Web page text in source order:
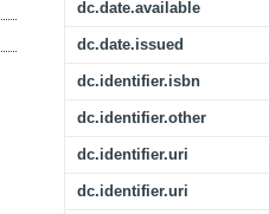
dc.date.available
dc.date.issued
dc.identifier.isbn
dc.identifier.other
dc.identifier.uri
dc.identifier.uri